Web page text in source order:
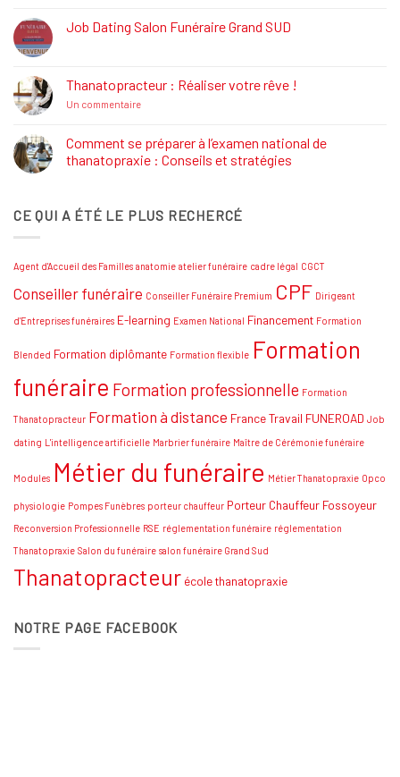
Définition,
Rôle
Job Dating Salon Funéraire Grand SUD
Job
Dating
Salon
SUD
Thanatopracteur : Réaliser votre rêve !
Un commentairesur
Réaliser
votre
rêve
Comment se préparer à l’examen national de
thanatopraxie : Conseils et stratégies
Comment
se
national
thanatopraxie
Conseils
CE QUI A ÉTÉ LE PLUS RECHERCÉ
Agent d'Accueil des Familles anatomie atelier funéraire cadre légal CGCT
Conseiller funéraire Conseiller Funéraire Premium CPF Dirigeant
d'Entreprises funéraires E-learning Examen National Financement Formation
Blended Formation diplômante Formation flexible Formation
funéraire Formation professionnelle Formation
Thanatopracteur Formation à distance France Travail FUNEROAD Job
dating L'intelligence artificielle Marbrier funéraire Maître de Cérémonie funéraire
Modules Métier du funéraire Métier Thanatopraxie Opco
physiologie Pompes Funèbres porteur chauffeur Porteur Chauffeur Fossoyeur
Reconversion Professionnelle RSE réglementation funéraire réglementation
Thanatopraxie Salon du funéraire salon funéraire Grand Sud
Thanatopracteur école thanatopraxie
NOTRE PAGE FACEBOOK